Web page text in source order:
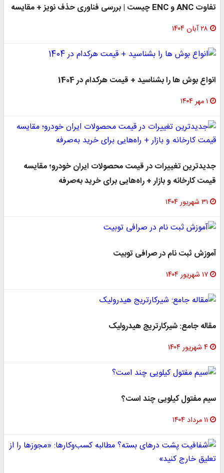
تفاوت ANC و ENC چیست | بررسی فناوری حذف نویز + مقایسه
۲۸ آبان ۱۴۰۴
انواع بوش ها را بشناسید + قیمت هرکدام در 1404
۱ مهر ۱۴۰۴
جدیدترین تغییرات در قیمت محصولات ایران خودرو؛ مقایسه
قیمت کارخانه و بازار + راه‌هایی برای خرید به‌صرفه
۳۱ شهریور ۱۴۰۴
آموزش ثبت نام در صرافی توبیت
۱۷ شهریور ۱۴۰۴
مقاله جامع: شیرکارتریج هیدرولیک
۴ شهریور ۱۴۰۴
سیم مفتول کیلویی چند است؟
۱۱ مرداد ۱۴۰۴